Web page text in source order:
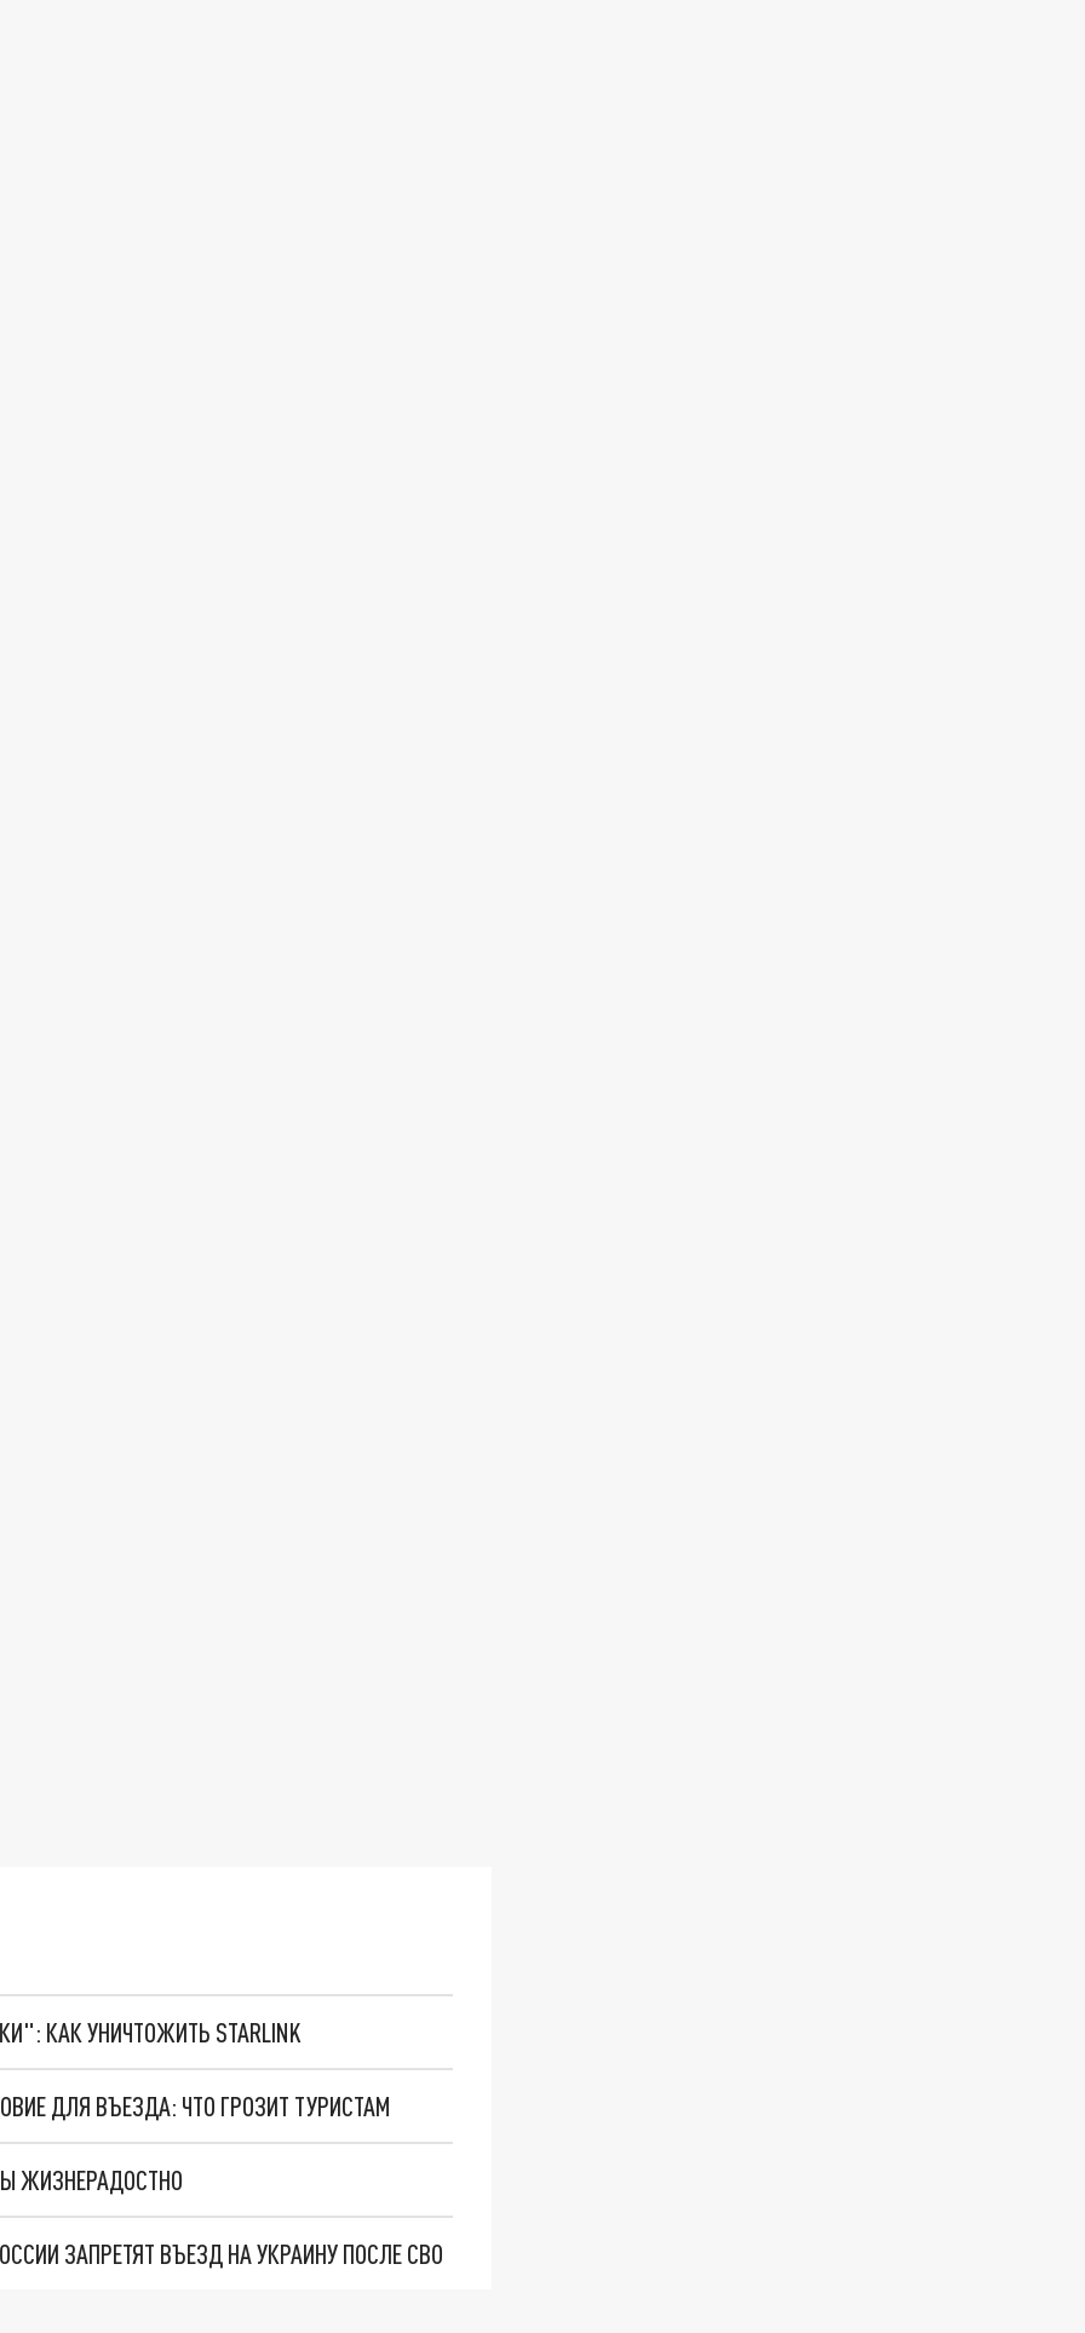
КАК УНИЧТОЖИТЬ STARLINK
ДЛЯ ВЪЕЗДА: ЧТО ГРОЗИТ ТУРИСТАМ
ЖИЗНЕРАДОСТНО
ЗАПРЕТЯТ ВЪЕЗД НА УКРАИНУ ПОСЛЕ СВО